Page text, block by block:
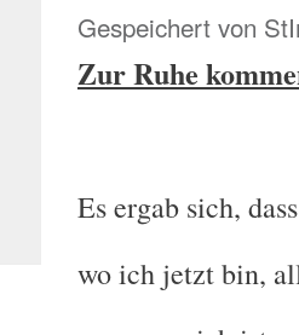
Gespeichert von
Zur Ruhe
Es ergab sich,
wo ich jetzt bin,